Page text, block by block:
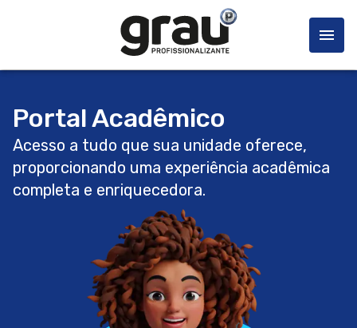
Portal Acadêmico
Acesso a tudo que sua unidade oferece,
proporcionando uma experiência acadêmica
completa e enriquecedora.